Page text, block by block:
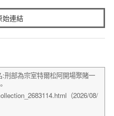
始連結